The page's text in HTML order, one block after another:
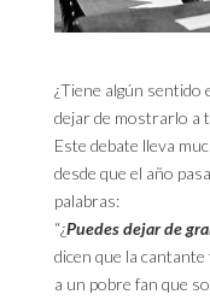
¿Tiene algún
dejar de mostrarlo a
Este debate lleva
desde que el año
palabras:
“¿Puedesdejarde
dicen que la
a un pobre fan que